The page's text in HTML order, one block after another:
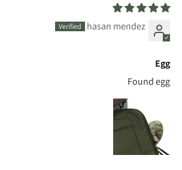
hasan mendez
Egg
Found egg